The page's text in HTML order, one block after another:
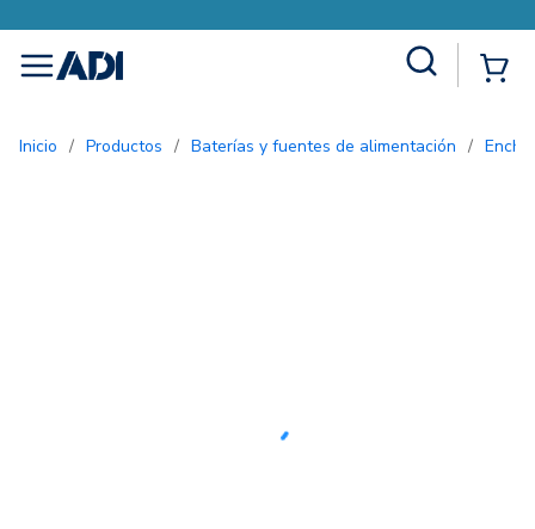
menu
Inicio / Productos / Baterías y fuentes de alimentación /